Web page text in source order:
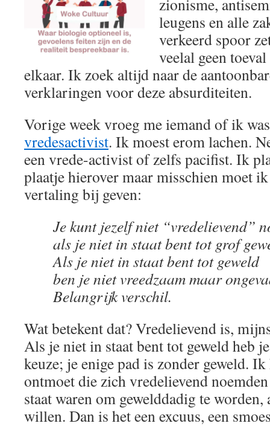
zionisme,
leugens en alle
verkeerd spoor
veelal geen
elkaar. Ik zoek altijd naar de
verklaringen voor deze absurditeiten.
Vorige week vroeg me iemand of ik
vredesactivist. Ik moest erom lachen.
een vrede-activist of zelfs pacifist. Ik
plaatje hierover maar misschien moet ik
vertaling bij geven:
Je kunt jezelf niet “vredelievend”
als je niet in staat bent tot grof
Als je niet in staat bent tot geweld
ben je niet vreedzaam maar
Belangrijk verschil.
Wat betekent dat? Vredelievend is,
Als je niet in staat bent tot geweld heb
keuze; je enige pad is zonder geweld. Ik
ontmoet die zich vredelievend
staat waren om gewelddadig te worden,
willen. Dan is het een excuus, een